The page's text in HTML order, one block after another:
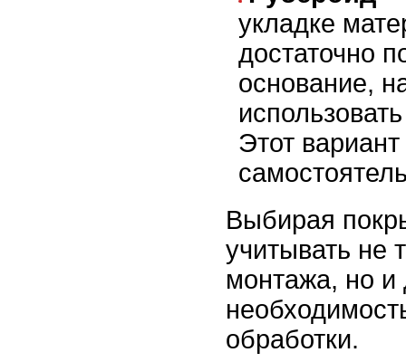
укладке
достаточно
основание,
Этот
Выбирая
учитывать не
монтажа, но и
обработки.